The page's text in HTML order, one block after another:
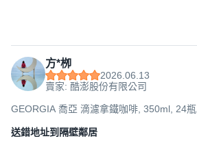
方*栁
2026.06.13
賣家: 酷澎股份有限公司
GEORGIA 喬亞 滴濾拿鐵咖啡, 350ml, 24瓶
送錯地址到隔壁鄰居